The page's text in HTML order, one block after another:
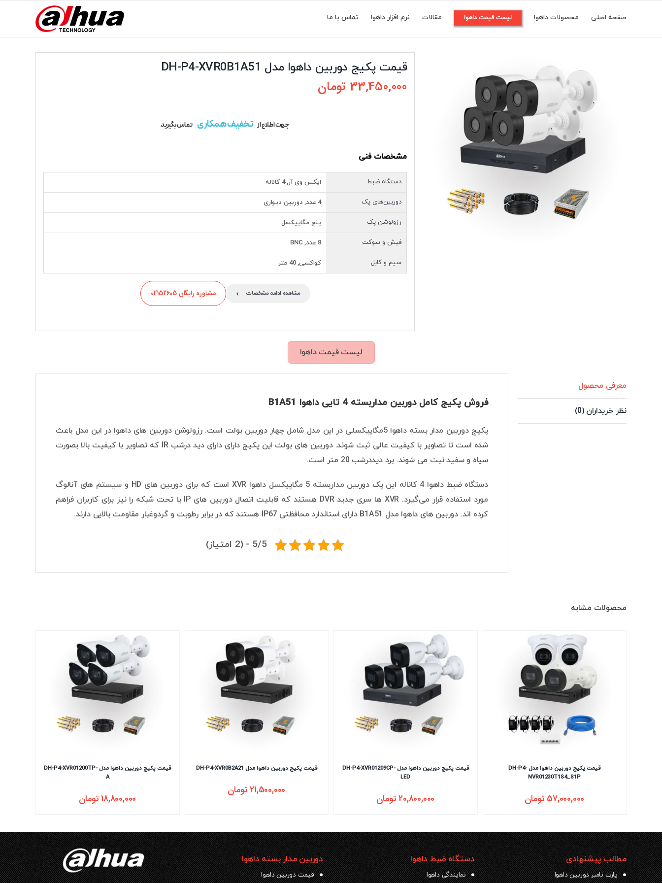
content
صفحه اصلی محصولات داهوا لیست قیمت داهوا مقالات نرم افزار داهوا تماس با ما
قیمت پکیج دوربین داهوا مدل DH-P4-XVR0B1A51
33,450,000 تومان
جهت اطلاع از تخفیف همکاری تماس بگیرید
مشخصات فنی
دستگاه ضبط ایکس وی آر, 4 کاناله
دوربین‌های پک 4 عدد, دوربین دیواری
رزولوشن پک پنج مگاپیکسل
فیش و سوکت 8 عدد, BNC
سیم و کابل کواکسی, 40 متر
مشاهده ادامه مشخصات › مشاوره رایگان 02152605
لیست قیمت داهوا
معرفی محصول
نظر خریداران (0)
فروش پکیج کامل دوربین مداربسته 4 تایی داهوا B1A51
پکیج دوربین مدار بسته داهوا 5مگاپیکسلی در این مدل شامل چهار دوربین بولت است. رزولوشن دوربین های داهوا در این مدل باعث
شده است تا تصاویر با کیفیت عالی ثبت شوند. دوربین های بولت این پکیج دارای دارای دید درشب IR که تصاویر با کیفیت بالا بصورت
سیاه و سفید ثبت می شوند. برد دیددرشب 20 متر است.
دستگاه ضبط داهوا 4 کاناله این پک دوربین مداربسته 5 مگاپیکسل داهوا XVR است که برای دوربین های HD و سیستم های آنالوگ
مورد استفاده قرار می‌گیرد. XVR ها سری جدید DVR هستند که قابلیت اتصال دوربین های IP یا تحت شبکه را نیز برای کاربران فراهم
کرده اند. دوربین های داهوا مدل B1A51 دارای استاندارد محافظتی IP67 هستند که در برابر رطوبت و گردوغبار مقاومت بالایی دارند.
5/5 - (2 امتیاز)
محصولات مشابه
قیمت پکیج دوربین داهوا مدل DH-P4-
NVR01230T1S4_S1P
57,000,000 تومان
قیمت پکیج دوربین داهوا مدل DH-P4-XVR01209CP-
LED
20,800,000تومان
قیمت پکیج دوربین داهوا مدل DH-P4-XVR0B2A21
21,500,000تومان
قیمت پکیج دوربین داهوا مدل DH-P4-XVR01200TP-
A
18,800,000تومان
مطالب پیشنهادی
پارت نامبر دوربین داهوا
دستگاه ضبط داهوا
نمایندگی داهوا
دوربین مدار بسته داهوا
قیمت دوربین داهوا